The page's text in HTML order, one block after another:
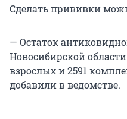
Сделать прививки
— Остаток
Новосибирской
взрослых и 2591
добавили в ведомстве.